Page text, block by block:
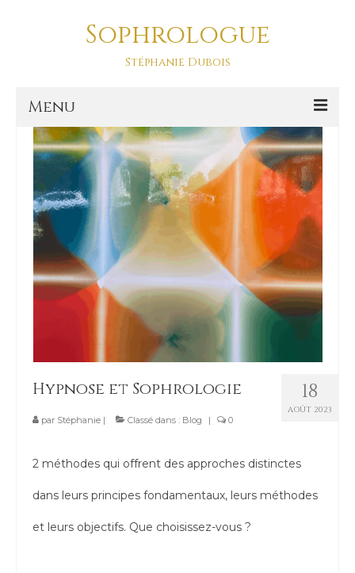
Sophrologue
Stéphanie Dubois
Menu
Accueil
Prestations
SOPHRO DANSE-ASD
Sophro Balade La Baule
La sophrologie
La sophrologie, c’est quoi ?
gestion des émotions
18
AOÛT 2023
Hypnose et Sophrologie
par Stéphanie | Classé dans : Blog | 0
2 méthodes qui offrent des approches distinctes
dans leurs principes fondamentaux, leurs méthodes
et leurs objectifs. Que choisissez-vous ?